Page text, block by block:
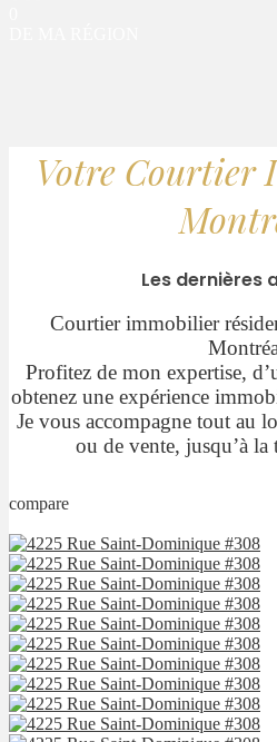
Votre Courtier
Les dernières
Courtier immobilier
Profitez de mon expertise,
obtenez une expérience
Je vous accompagne tout au
ou de vente, jusqu’à la
compare